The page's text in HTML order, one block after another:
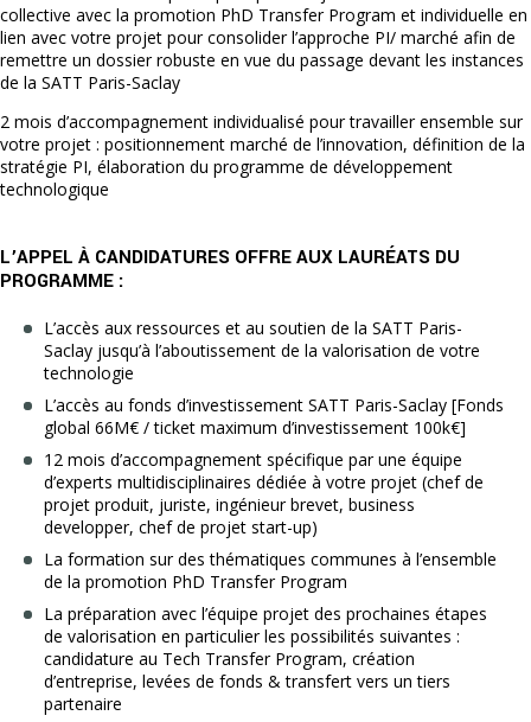
collective avec la promotion PhD Transfer Program et individuelle en
lien avec votre projet pour consolider l’approche PI/ marché afin de
remettre un dossier robuste en vue du passage devant les instances
de la SATT Paris-Saclay
2 mois d’accompagnement individualisé pour travailler ensemble sur
votre projet : positionnement marché de l’innovation, définition de la
stratégie PI, élaboration du programme de développement
technologique
L’APPEL À CANDIDATURES OFFRE AUX LAURÉATS DU
PROGRAMME :
L’accès aux ressources et au soutien de la SATT Paris-
Saclay jusqu’à l’aboutissement de la valorisation de votre
technologie
L’accès au fonds d’investissement SATT Paris-Saclay [Fonds
global 66M€ / ticket maximum d’investissement 100k€]
12 mois d’accompagnement spécifique par une équipe
d’experts multidisciplinaires dédiée à votre projet (chef de
projet produit, juriste, ingénieur brevet, business
developper, chef de projet start-up)
La formation sur des thématiques communes à l’ensemble
de la promotion PhD Transfer Program
La préparation avec l’équipe projet des prochaines étapes
de valorisation en particulier les possibilités suivantes :
candidature au Tech Transfer Program, création
d’entreprise, levées de fonds & transfert vers un tiers
partenaire